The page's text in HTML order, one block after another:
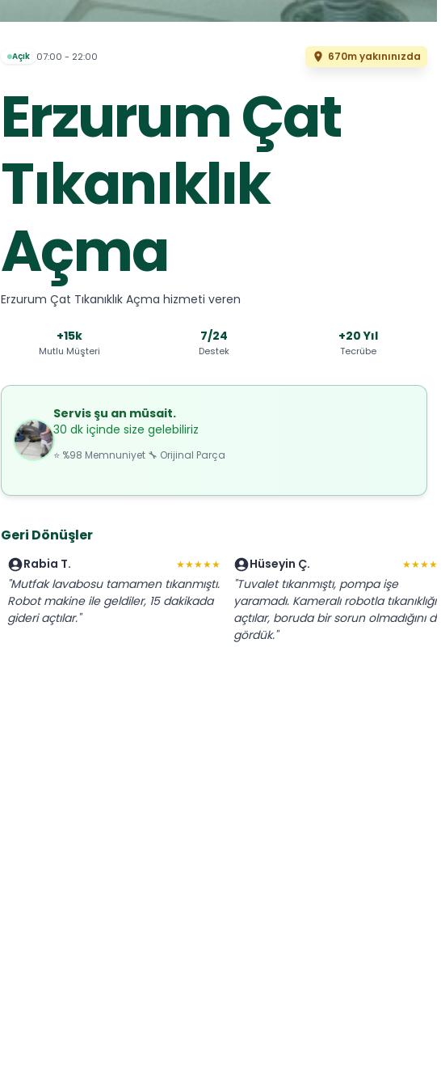
Açık 07:00 - 22:00 670m yakınınızda
Erzurum Çat
Tıkanıklık
Açma
Erzurum Çat Tıkanıklık Açma hizmeti veren
+15k
Mutlu Müşteri
7/24
Destek
+20 Yıl
Tecrübe
Servis şu an müsait.
30 dk içinde size gelebiliriz
⭐ %98 Memnuniyet 🔧 Orijinal Parça
Geri Dönüşler
Rabia T. ★★★★★
"Mutfak lavabosu tamamen tıkanmıştı.
Robot makine ile geldiler, 15 dakikada
gideri açtılar."
Hüseyin Ç. ★★★★★
"Tuvalet tıkanmıştı, pompa işe
yaramadı. Kameralı robotla tıkanıklığı
açtılar, boruda bir sorun olmadığını da
gördük."